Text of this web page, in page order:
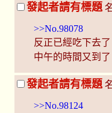
發起者請有標題
>>No.98078
反正已經吃下去
中午的時間又到了
發起者請有標題
>>No.98124